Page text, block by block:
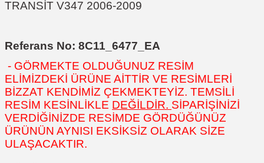
TRANSİT V347 2006-2009
Referans No: 8C11_6477_EA
- GÖRMEKTE OLDUĞUNUZ RESİM
ELİMİZDEKİ ÜRÜNE AİTTİR VE RESİMLERİ
BİZZAT KENDİMİZ ÇEKMEKTEYİZ. TEMSİLİ
RESİM KESİNLİKLE DEĞİLDİR. SİPARİŞİNİZİ
VERDİĞİNİZDE RESİMDE GÖRDÜĞÜNÜZ
ÜRÜNÜN AYNISI EKSİKSİZ OLARAK SİZE
ULAŞACAKTIR.